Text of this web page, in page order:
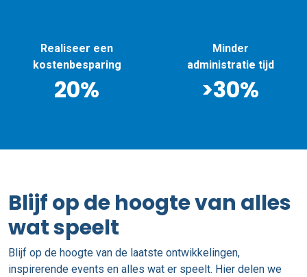
Minder
administratie tijd
>30% 100%
Blijf op de hoogte van alles
wat speelt
Blijf op de hoogte van de laatste ontwikkelingen,
inspirerende events en alles wat er speelt. Hier delen we